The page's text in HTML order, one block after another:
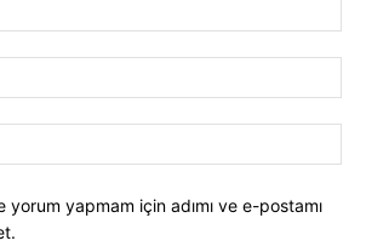
yorum yapmam için adımı ve e-postamı